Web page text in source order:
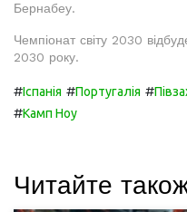
Бернабеу.
Чемпіонат світу 2030
2030 року.
#Іспанія #Португалія #
#Камп Ноу
Читайте